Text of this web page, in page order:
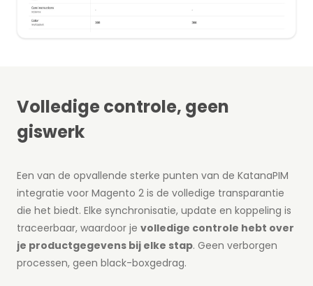
Volledige controle, geen
giswerk
Een van de opvallende sterke punten van de KatanaPIM
integratie voor Magento 2 is de volledige transparantie
die het biedt. Elke synchronisatie, update en koppeling is
traceerbaar, waardoor je volledige controle hebt over
je productgegevens bij elke stap. Geen verborgen
processen, geen black-boxgedrag.